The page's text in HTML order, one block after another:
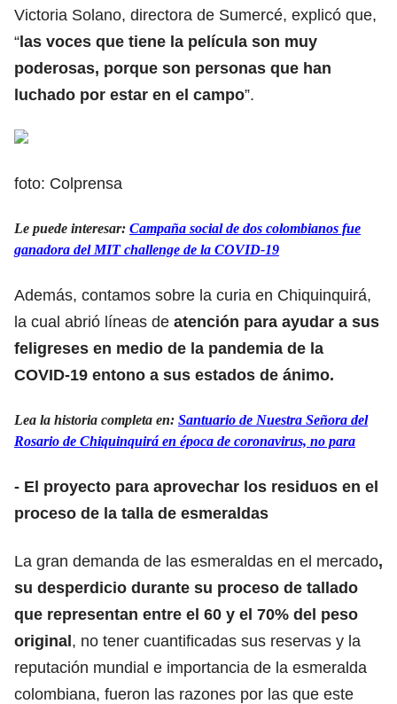
Victoria Solano, directora de Sumercé, explicó que,
“las voces que tiene la película son muy
poderosas, porque son personas que han
luchado por estar en el campo”.
foto: Colprensa
Le puede interesar: Campaña social de dos colombianos fue
ganadora del MIT challenge de la COVID-19
Además, contamos sobre la curia en Chiquinquirá,
la cual abrió líneas de atención para ayudar a sus
feligreses en medio de la pandemia de la
COVID-19 entono a sus estados de ánimo.
Lea la historia completa en: Santuario de Nuestra Señora del
Rosario de Chiquinquirá en época de coronavirus, no para
- El proyecto para aprovechar los residuos en el
proceso de la talla de esmeraldas
La gran demanda de las esmeraldas en el mercado,
su desperdicio durante su proceso de tallado
que representan entre el 60 y el 70% del peso
original, no tener cuantificadas sus reservas y la
reputación mundial e importancia de la esmeralda
colombiana, fueron las razones por las que este